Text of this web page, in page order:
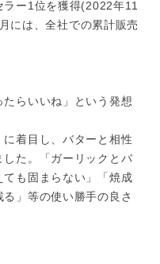
ー1位を獲得(2022年11
には、全社での累計販売
たらいいね」という発想
着目し、バターと相性
た。「ガーリックとバ
ても固まらない」「焼成
」等の使い勝手の良さ